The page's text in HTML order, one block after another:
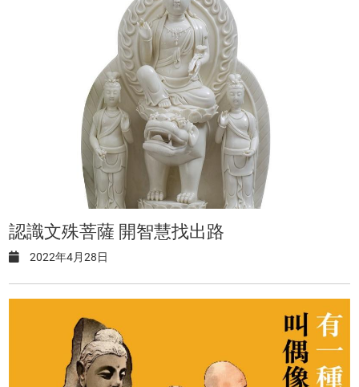
認識文殊菩薩 開智慧找出路
2022年4月28日